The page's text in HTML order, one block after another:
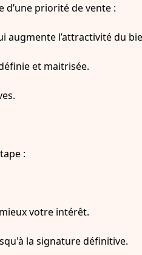
priorité de vente :
augmente l’attractivité du
et maitrisée.
:
votre intérêt.
la signature définitive.